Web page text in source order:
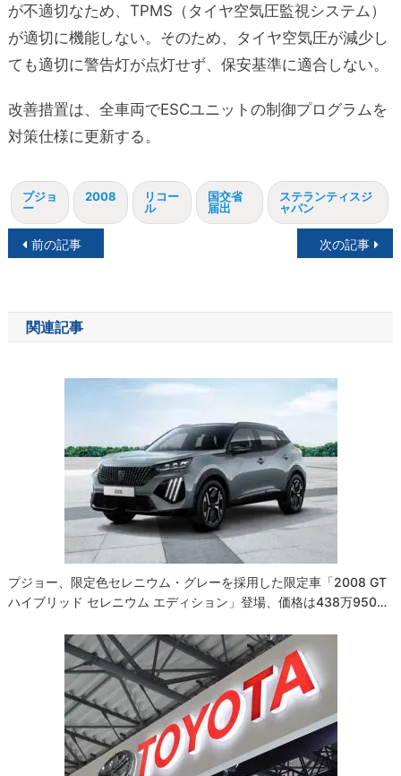
が不適切なため、TPMS（タイヤ空気圧監視システム）
が適切に機能しない。そのため、タイヤ空気圧が減少し
ても適切に警告灯が点灯せず、保安基準に適合しない。
改善措置は、全車両でESCユニットの制御プログラムを
対策仕様に更新する。
プジョ
ー
2008
リコー
ル
国交省
届出
ステランティスジ
ャパン
投
ナ
ビ
前の記事 次の記事
関連記事
プジョー、限定色セレニウム・グレーを採用した限定車「2008 GT
ハイブリッド セレニウム エディション」登場、価格は438万950…